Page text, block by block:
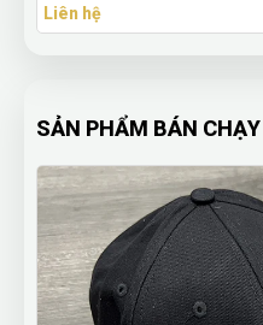
Liên hệ
SẢN PHẨM BÁN CHẠY